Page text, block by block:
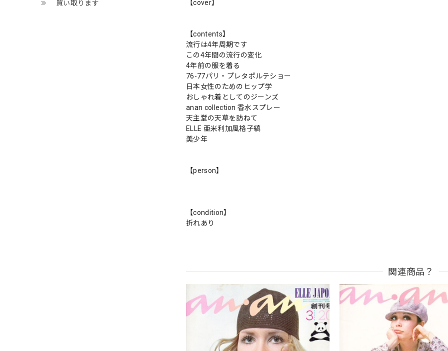
買い取ります 【cover】
【contents】
流行は4年周期です
この4年間の流行の変化
4年前の服を着る
76-77パリ・プレタポルテショー
日本女性のためのヒップ学
おしゃれ着としてのジーンズ
anan collection 香水スプレー
天主堂の天草を訪ねて
ELLE 亜米利加風格子縞
美少年
【person】
【condition】
折れあり
関連商品？